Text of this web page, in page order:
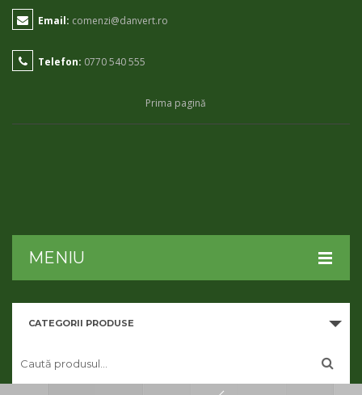
Email: comenzi@danvert.ro
Telefon: 0770 540 555
Prima pagină
MENIU
HOME
CONTUL MEU
CATEGORII PRODUSE